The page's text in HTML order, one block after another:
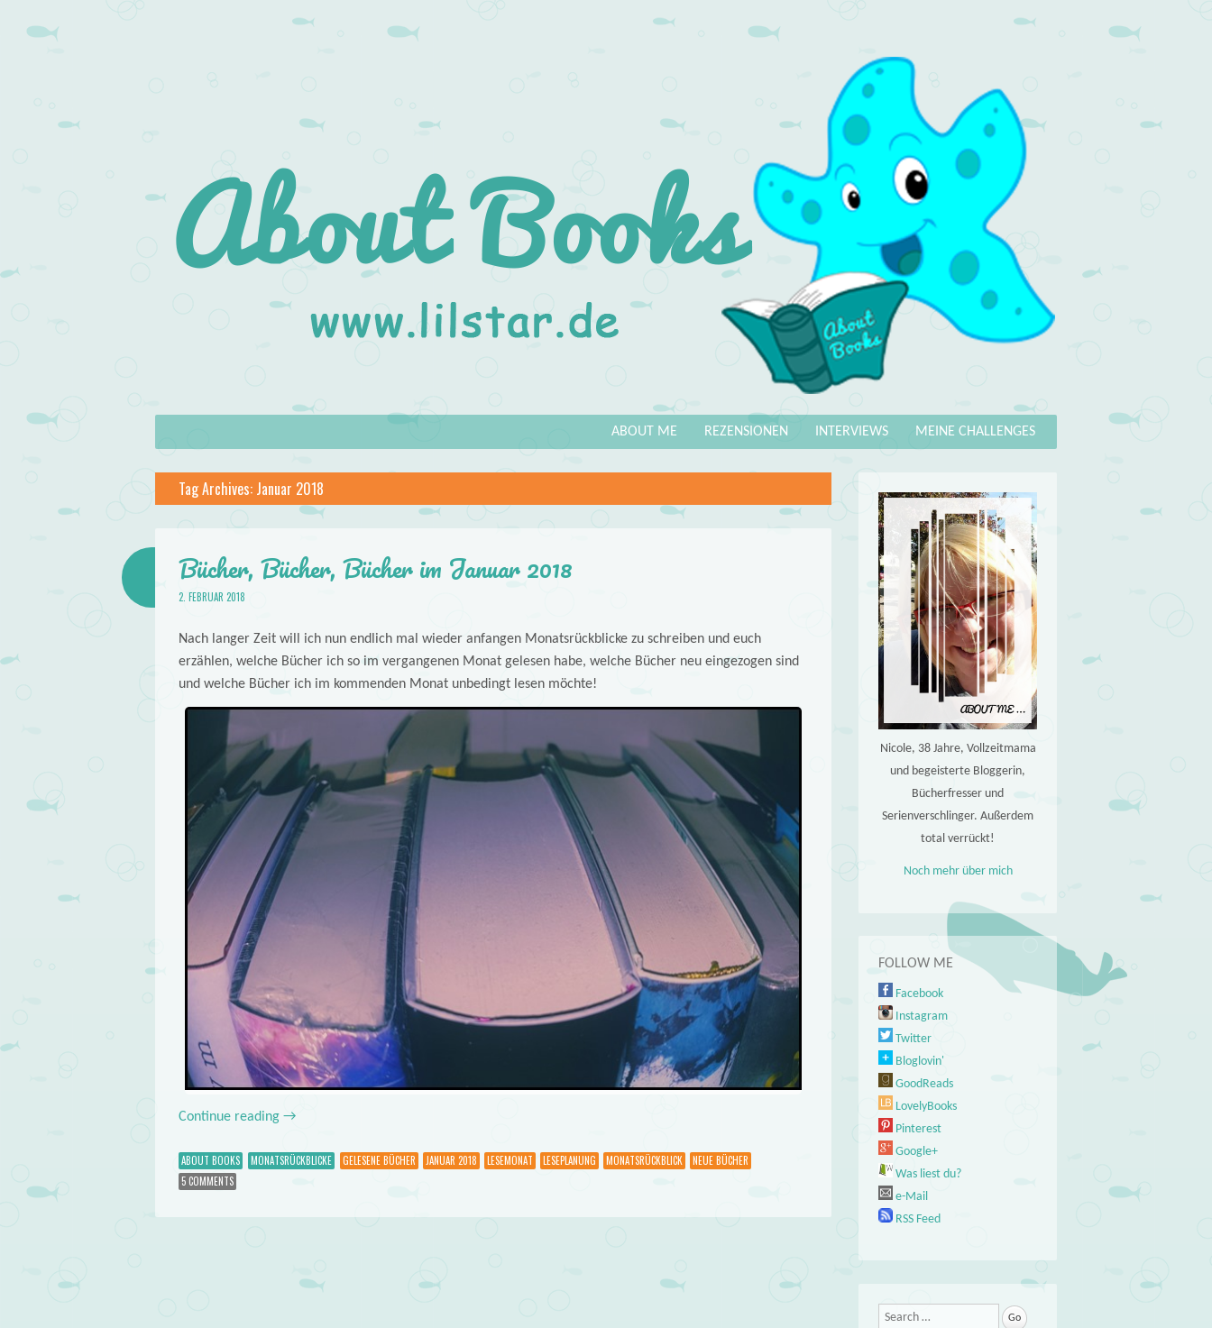
About
Books
Menu MEINE CHALLENGES
INTERVIEWS
REZENSIONEN
ABOUT ME
Tag Archives: Januar 2018
Bücher, Bücher, Bücher im Januar 2018
2. FEBRUAR 2018
Nach langer Zeit will ich nun endlich mal wieder anfangen Monatsrückblicke zu schreiben und euch
erzählen, welche Bücher ich so im vergangenen Monat gelesen habe, welche Bücher neu eingezogen sind
und welche Bücher ich im kommenden Monat unbedingt lesen möchte!
Continue reading →
ABOUT BOOKS MONATSRÜCKBLICKE GELESENE BÜCHER JANUAR 2018 LESEMONAT LESEPLANUNG MONATSRÜCKBLICK
NEUE BÜCHER
5 COMMENTS
Post navigation
Nicole, 38 Jahre, Vollzeitmama
und begeisterte Bloggerin,
Bücherfresser und
Serienverschlinger. Außerdem
total verrückt!
Noch mehr über mich
FOLLOW ME
Facebook
Instagram
Twitter
Bloglovin'
GoodReads
LovelyBooks
Pinterest
Google+
Was liest du?
e-Mail
RSS Feed
Search